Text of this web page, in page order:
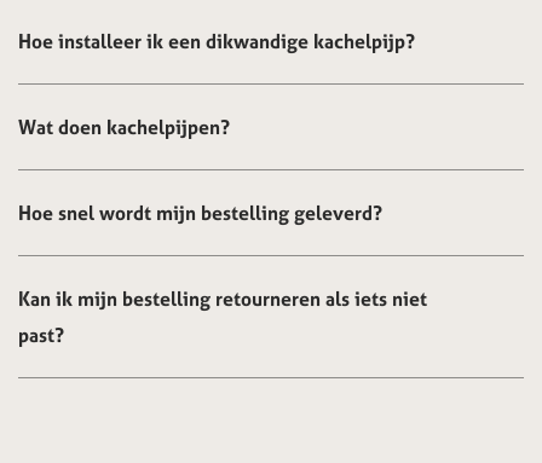
Hoe installeer ik een dikwandige kachelpijp?
Wat doen kachelpijpen?
Hoe snel wordt mijn bestelling geleverd?
Kan ik mijn bestelling retourneren als iets niet
past?